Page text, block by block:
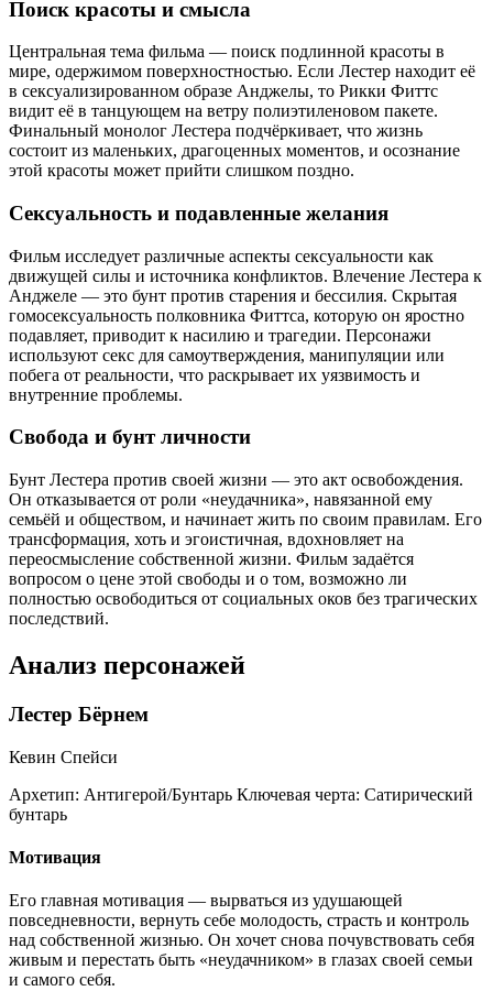
Поиск красоты и смысла
Центральная тема фильма — поиск подлинной красоты в
мире, одержимом поверхностностью. Если Лестер находит её
в сексуализированном образе Анджелы, то Рикки Фиттс
видит её в танцующем на ветру полиэтиленовом пакете.
Финальный монолог Лестера подчёркивает, что жизнь
состоит из маленьких, драгоценных моментов, и осознание
этой красоты может прийти слишком поздно.
Сексуальность и подавленные желания
Фильм исследует различные аспекты сексуальности как
движущей силы и источника конфликтов. Влечение Лестера к
Анджеле — это бунт против старения и бессилия. Скрытая
гомосексуальность полковника Фиттса, которую он яростно
подавляет, приводит к насилию и трагедии. Персонажи
используют секс для самоутверждения, манипуляции или
побега от реальности, что раскрывает их уязвимость и
внутренние проблемы.
Свобода и бунт личности
Бунт Лестера против своей жизни — это акт освобождения.
Он отказывается от роли «неудачника», навязанной ему
семьёй и обществом, и начинает жить по своим правилам. Его
трансформация, хоть и эгоистичная, вдохновляет на
переосмысление собственной жизни. Фильм задаётся
вопросом о цене этой свободы и о том, возможно ли
полностью освободиться от социальных оков без трагических
последствий.
Анализ персонажей
Лестер Бёрнем
Кевин Спейси
Архетип: Антигерой/Бунтарь Ключевая черта: Сатирический
бунтарь
Мотивация
Его главная мотивация — вырваться из удушающей
повседневности, вернуть себе молодость, страсть и контроль
над собственной жизнью. Он хочет снова почувствовать себя
живым и перестать быть «неудачником» в глазах своей семьи
и самого себя.